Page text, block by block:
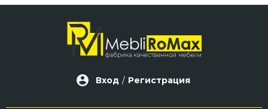
Вход / Регистрация